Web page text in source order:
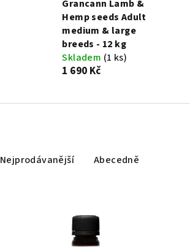
Grancann Lamb &
Hemp seeds Adult
medium & large
breeds - 12 kg
Skladem (1 ks)
1 690 Kč
Nejprodávanější Abecedně